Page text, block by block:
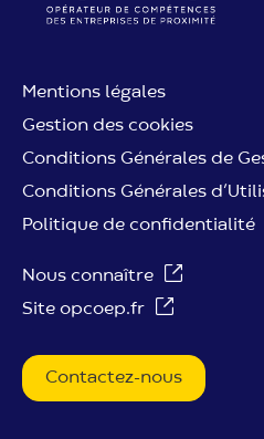
Mentions légales
Gestion des cookies
Conditions Générales de
Conditions Générales
Politique de confidentialité
Nous connaître
Site opcoep.fr
Contactez-nous